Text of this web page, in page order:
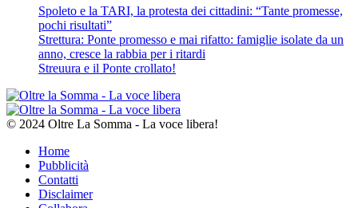
Spoleto e la TARI, la protesta dei cittadini: “Tante promesse,
pochi risultati”
Strettura: Ponte promesso e mai rifatto: famiglie isolate da un
anno, cresce la rabbia per i ritardi
Streuura e il Ponte crollato!
© 2024 Oltre La Somma - La voce libera!
Home
Pubblicità
Contatti
Disclaimer